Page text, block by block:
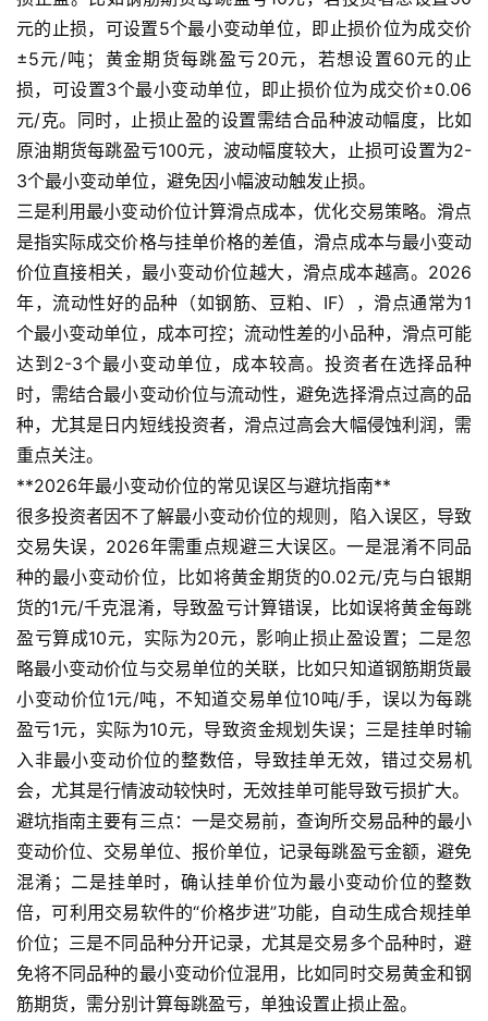
货
期
货
入
门
期
货
行
情
黄
金
期
货
元的止损，可设置5个最小变动单位，即止损价位为成交价
±5元/吨；黄金期货每跳盈亏20元，若想设置60元的止
损，可设置3个最小变动单位，即止损价位为成交价±0.06
元/克。同时，止损止盈的设置需结合品种波动幅度，比如
原油期货每跳盈亏100元，波动幅度较大，止损可设置为2-
3个最小变动单位，避免因小幅波动触发止损。
三是利用最小变动价位计算滑点成本，优化交易策略。滑点
是指实际成交价格与挂单价格的差值，滑点成本与最小变动
价位直接相关，最小变动价位越大，滑点成本越高。2026
年，流动性好的品种（如钢筋、豆粕、IF），滑点通常为1
个最小变动单位，成本可控；流动性差的小品种，滑点可能
达到2-3个最小变动单位，成本较高。投资者在选择品种
时，需结合最小变动价位与流动性，避免选择滑点过高的品
种，尤其是日内短线投资者，滑点过高会大幅侵蚀利润，需
重点关注。
**2026年最小变动价位的常见误区与避坑指南**
很多投资者因不了解最小变动价位的规则，陷入误区，导致
交易失误，2026年需重点规避三大误区。一是混淆不同品
种的最小变动价位，比如将黄金期货的0.02元/克与白银期
货的1元/千克混淆，导致盈亏计算错误，比如误将黄金每跳
盈亏算成10元，实际为20元，影响止损止盈设置；二是忽
略最小变动价位与交易单位的关联，比如只知道钢筋期货最
小变动价位1元/吨，不知道交易单位10吨/手，误以为每跳
盈亏1元，实际为10元，导致资金规划失误；三是挂单时输
入非最小变动价位的整数倍，导致挂单无效，错过交易机
会，尤其是行情波动较快时，无效挂单可能导致亏损扩大。
避坑指南主要有三点：一是交易前，查询所交易品种的最小
变动价位、交易单位、报价单位，记录每跳盈亏金额，避免
混淆；二是挂单时，确认挂单价位为最小变动价位的整数
倍，可利用交易软件的“价格步进”功能，自动生成合规挂单
价位；三是不同品种分开记录，尤其是交易多个品种时，避
免将不同品种的最小变动价位混用，比如同时交易黄金和钢
筋期货，需分别计算每跳盈亏，单独设置止损止盈。